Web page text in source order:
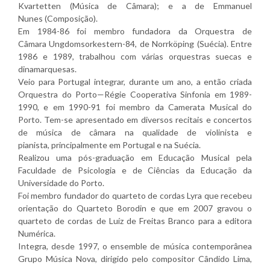
Kvartetten (Música de Câmara); e a de Emmanuel
Nunes (Composição).
Em 1984-86 foi membro fundadora da Orquestra de
Câmara Ungdomsorkestern-84, de Norrköping (Suécia). Entre
1986 e 1989, trabalhou com várias orquestras suecas e
dinamarquesas.
Veio para Portugal integrar, durante um ano, a então criada
Orquestra do Porto—Régie Cooperativa Sinfonia em 1989-
1990, e em 1990-91 foi membro da Camerata Musical do
Porto. Tem-se apresentado em diversos recitais e concertos
de música de câmara na qualidade de violinista e
pianista, principalmente em Portugal e na Suécia.
Realizou uma pós-graduação em Educação Musical pela
Faculdade de Psicologia e de Ciências da Educação da
Universidade do Porto.
Foi membro fundador do quarteto de cordas Lyra que recebeu
orientação do Quarteto Borodin e que em 2007 gravou o
quarteto de cordas de Luíz de Freitas Branco para a editora
Numérica.
Integra, desde 1997, o ensemble de música contemporânea
Grupo Música Nova, dirigido pelo compositor Cândido Lima,